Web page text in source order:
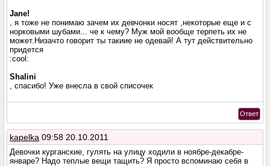
Jane!
, я тоже не понимаю зачем их девчонки носят ,некоторые еще и с
норковыми шубами... че к чему? Муж мой вообще терпеть их не
может.Низачто говорит ты такиие не одевай! А тут действительно
придется
:cool:
Shalini
, спасибо! Уже внесла в свой списочек
Ответ
kapelka 09:58 20.10.2011
Девочки курганские, гулять на улицу ходили в ноябре-декабре-
январе? Надо теплые вещи тащить? Я просто вспоминаю себя в